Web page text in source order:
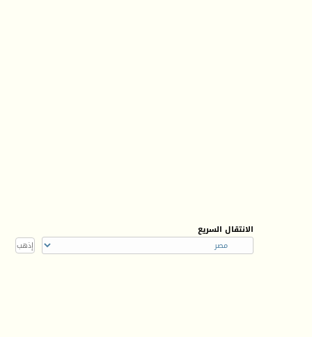
الانتقال السريع